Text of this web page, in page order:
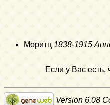
Моритц 1838-1915
Если у Вас
Version 6.08